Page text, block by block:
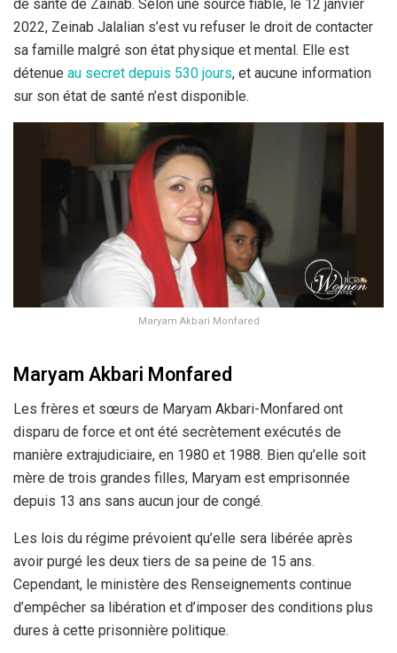
de santé de Zainab. Selon une source fiable, le 12 janvier
2022, Zeinab Jalalian s’est vu refuser le droit de contacter
sa famille malgré son état physique et mental. Elle est
détenue au secret depuis 530 jours, et aucune information
sur son état de santé n’est disponible.
Maryam Akbari Monfared
Maryam Akbari Monfared
Les frères et sœurs de Maryam Akbari-Monfared ont
disparu de force et ont été secrètement exécutés de
manière extrajudiciaire, en 1980 et 1988. Bien qu’elle soit
mère de trois grandes filles, Maryam est emprisonnée
depuis 13 ans sans aucun jour de congé.
Les lois du régime prévoient qu’elle sera libérée après
avoir purgé les deux tiers de sa peine de 15 ans.
Cependant, le ministère des Renseignements continue
d’empêcher sa libération et d’imposer des conditions plus
dures à cette prisonnière politique.